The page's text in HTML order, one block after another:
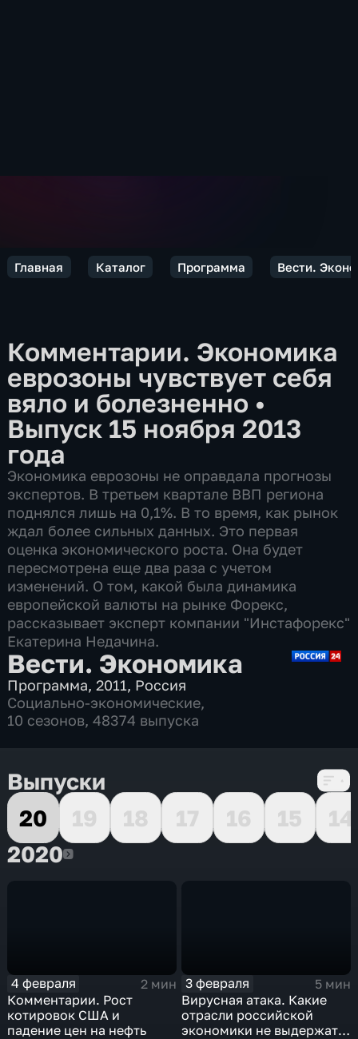
Главная Каталог Программа Вести.
Комментарии. Экономика
еврозоны чувствует себя
вяло и болезненно •
Выпуск 15 ноября 2013
года
Экономика еврозоны не оправдала прогнозы
экспертов. В третьем квартале ВВП региона
поднялся лишь на 0,1%. В то время, как рынок
ждал более сильных данных. Это первая
оценка экономического роста. Она будет
пересмотрена еще два раза с учетом
изменений. О том, какой была динамика
европейской валюты на рынке Форекс,
рассказывает эксперт компании "Инстафорекс"
Екатерина Недачина.
Вести. Экономика
Программа,2011, Россия
Социально-экономические,
10 сезонов, 48374 выпуска
Выпуски
20
19 18 17 16 15
14
20202020
4 февраля
2 мин
Комментарии. Рост
котировок США и
падение цен на нефть
3 февраля
5 мин
Вирусная атака. Какие
отрасли российской
экономики не выдержат